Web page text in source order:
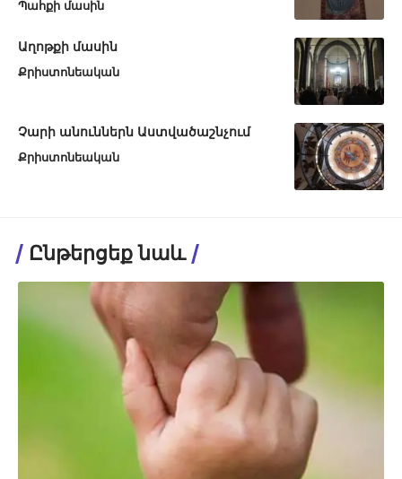
Պահքի մասին
Աղոթքի մասին
Քրիստոնեական
Չարի անուններն Աստվածաշնչում
Քրիստոնեական
Ընթերցեք նաև